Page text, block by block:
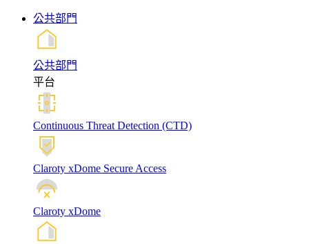
公共部門
公共部門
平台
Continuous Threat Detection (CTD)
Claroty xDome Secure Access
Claroty xDome